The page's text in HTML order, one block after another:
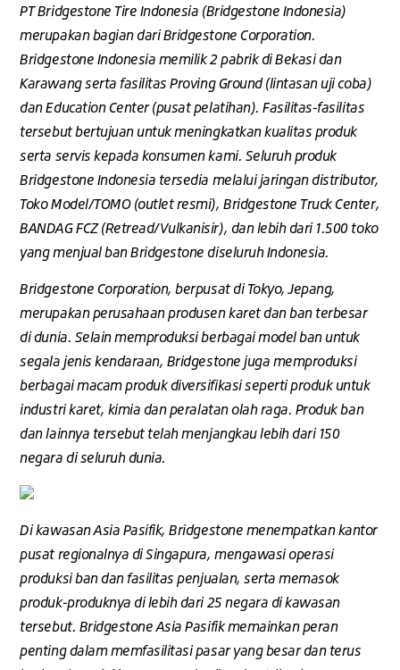
PT Bridgestone Tire Indonesia (Bridgestone Indonesia)
merupakan bagian dari Bridgestone Corporation.
Bridgestone Indonesia memilik 2 pabrik di Bekasi dan
Karawang serta fasilitas Proving Ground (lintasan uji coba)
dan Education Center (pusat pelatihan). Fasilitas-fasilitas
tersebut bertujuan untuk meningkatkan kualitas produk
serta servis kepada konsumen kami. Seluruh produk
Bridgestone Indonesia tersedia melalui jaringan distributor,
Toko Model/TOMO (outlet resmi), Bridgestone Truck Center,
BANDAG FCZ (Retread/Vulkanisir), dan lebih dari 1.500 toko
yang menjual ban Bridgestone diseluruh Indonesia.
Bridgestone Corporation, berpusat di Tokyo, Jepang,
merupakan perusahaan produsen karet dan ban terbesar
di dunia. Selain memproduksi berbagai model ban untuk
segala jenis kendaraan, Bridgestone juga memproduksi
berbagai macam produk diversifikasi seperti produk untuk
industri karet, kimia dan peralatan olah raga. Produk ban
dan lainnya tersebut telah menjangkau lebih dari 150
negara di seluruh dunia.
Di kawasan Asia Pasifik, Bridgestone menempatkan kantor
pusat regionalnya di Singapura, mengawasi operasi
produksi ban dan fasilitas penjualan, serta memasok
produk-produknya di lebih dari 25 negara di kawasan
tersebut. Bridgestone Asia Pasifik memainkan peran
penting dalam memfasilitasi pasar yang besar dan terus